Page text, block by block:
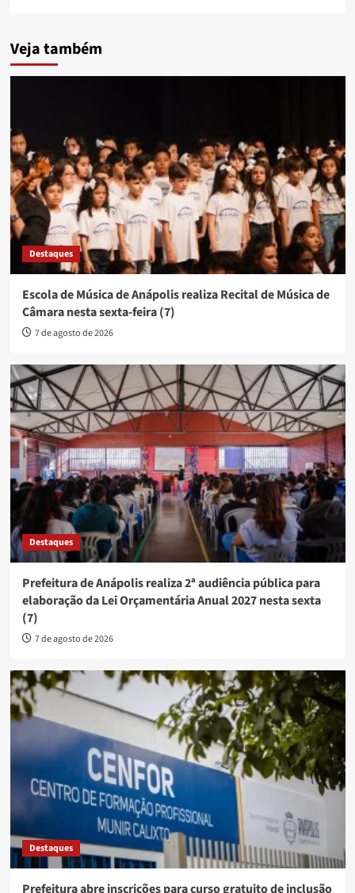
Veja também
Destaques
Escola de Música de Anápolis realiza Recital de Música de
Câmara nesta sexta-feira (7)
7 de agosto de 2026
Destaques
Prefeitura de Anápolis realiza 2ª audiência pública para
elaboração da Lei Orçamentária Anual 2027 nesta sexta
(7)
7 de agosto de 2026
Destaques
Prefeitura abre inscrições para curso gratuito de inclusão